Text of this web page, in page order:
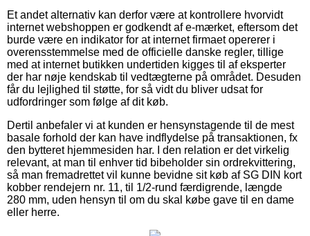
Et andet alternativ kan derfor være at kontrollere hvorvidt
internet webshoppen er godkendt af e-mærket, eftersom det
burde være en indikator for at internet firmaet opererer i
overensstemmelse med de officielle danske regler, tillige
med at internet butikken undertiden kigges til af eksperter
der har nøje kendskab til vedtægterne på området. Desuden
får du lejlighed til støtte, for så vidt du bliver udsat for
udfordringer som følge af dit køb.
Dertil anbefaler vi at kunden er hensynstagende til de mest
basale forhold der kan have indflydelse på transaktionen, fx
den bytteret hjemmesiden har. I den relation er det virkelig
relevant, at man til enhver tid bibeholder sin ordrekvittering,
så man fremadrettet vil kunne bevidne sit køb af SG DIN kort
kobber rendejern nr. 11, til 1/2-rund færdigrende, længde
280 mm, uden hensyn til om du skal købe gave til en dame
eller herre.